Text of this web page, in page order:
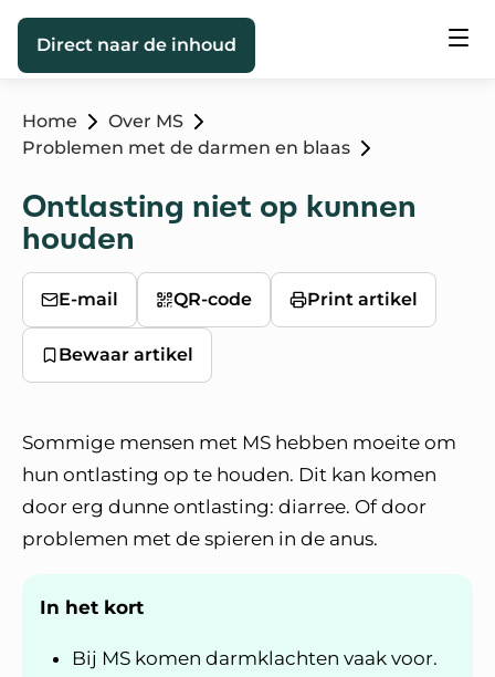
Direct naar de inhoud
Home
Over MS
Problemen met de darmen en blaas
Ontlasting niet op kunnen
houden
E-mail QR-code Print artikel
Bewaar artikel
Sommige mensen met MS hebben moeite om
hun ontlasting op te houden. Dit kan komen
door erg dunne ontlasting: diarree. Of door
problemen met de spieren in de anus.
In het kort
Bij MS komen darmklachten vaak voor.